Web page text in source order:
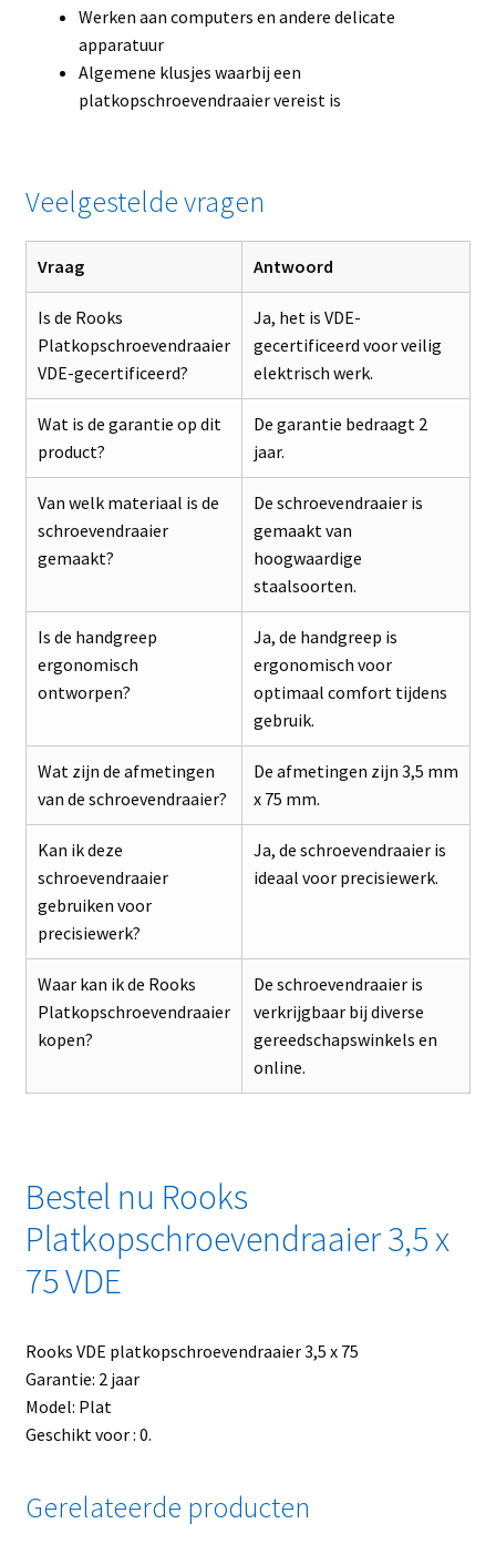
Werken aan computers en andere delicate
apparatuur
Algemene klusjes waarbij een
platkopschroevendraaier vereist is
Veelgestelde vragen
Vraag Antwoord
Is de Rooks
Platkopschroevendraaier
VDE-gecertificeerd?
Ja, het is VDE-
gecertificeerd voor veilig
elektrisch werk.
Wat is de garantie op dit
product?
De garantie bedraagt 2
jaar.
Van welk materiaal is de
schroevendraaier
gemaakt?
De schroevendraaier is
gemaakt van
hoogwaardige
staalsoorten.
Is de handgreep
ergonomisch
ontworpen?
Ja, de handgreep is
ergonomisch voor
optimaal comfort tijdens
gebruik.
Wat zijn de afmetingen
van de schroevendraaier?
De afmetingen zijn 3,5 mm
x 75 mm.
Kan ik deze
schroevendraaier
gebruiken voor
precisiewerk?
Ja, de schroevendraaier is
ideaal voor precisiewerk.
Waar kan ik de Rooks
Platkopschroevendraaier
kopen?
De schroevendraaier is
verkrijgbaar bij diverse
gereedschapswinkels en
online.
Bestel nu Rooks
Platkopschroevendraaier 3,5 x
75 VDE
Rooks VDE platkopschroevendraaier 3,5 x 75
Garantie: 2 jaar
Model: Plat
Geschikt voor : 0.
Gerelateerde producten